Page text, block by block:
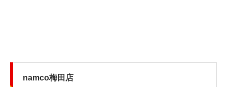
namco梅田店